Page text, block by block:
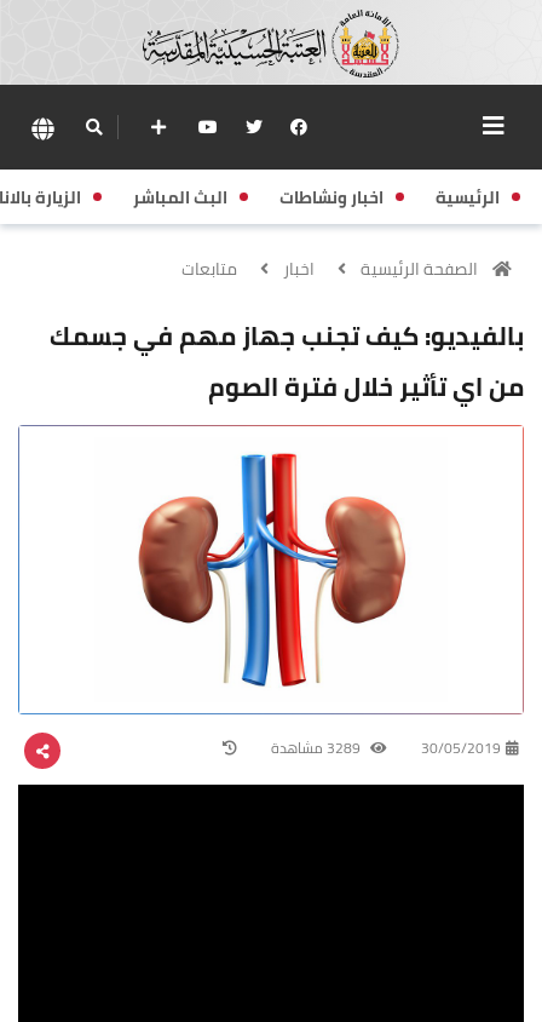
الرئيسية اخبار ونشاطات البث المباشر الزيارة
الصفحة الرئيسية اخبار متابعات
بالفيديو: كيف تجنب جهاز مهم في جسمك
من اي تأثير خلال فترة الصوم
30/05/2019